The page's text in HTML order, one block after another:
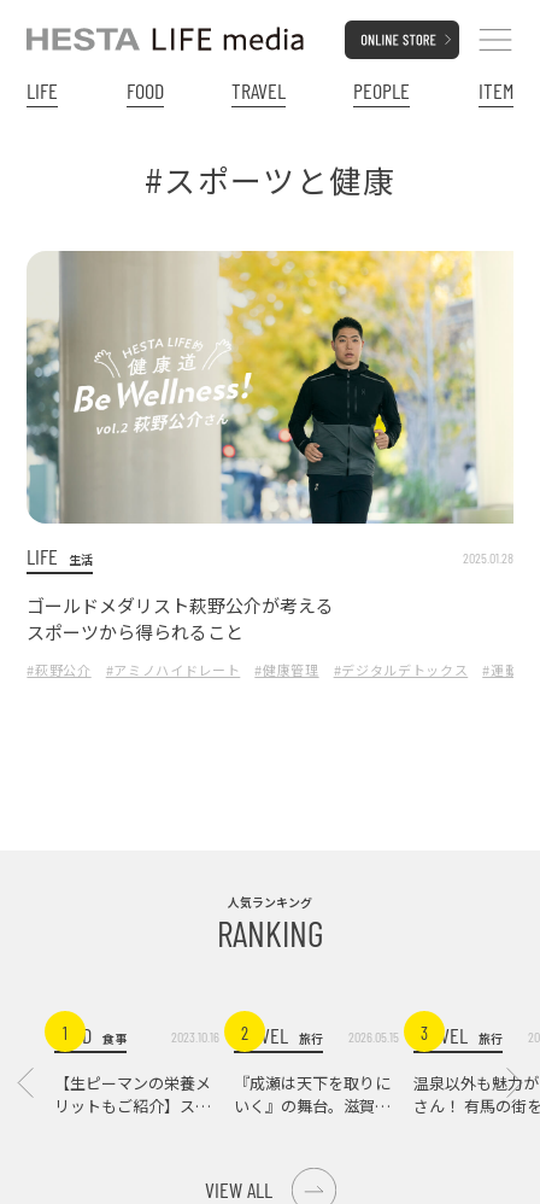
LIFE FOOD TRAVEL PEOPLE ITEM
#スポーツと健康
LIFE 生活 2025.01.28
ゴールドメダリスト萩野公介が考える
スポーツから得られること
#萩野公介 #アミノハイドレート #健康管理 #デジタルデトックス #運動習
人気ランキング
RANKING
1FOOD 食事 2023.10.16
【生ピーマンの栄養メ
リットもご紹介】スパ
2
TRAVEL 旅行 2026.05.15
『成瀬は天下を取りに
いく』の舞台。滋賀県
3
TRAVEL 旅行
温泉以外も魅力
さん！ 有馬の街
VIEW ALL